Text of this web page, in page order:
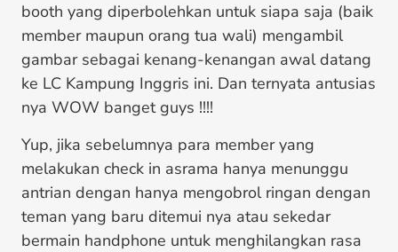
booth yang diperbolehkan untuk siapa saja (baik
member maupun orang tua wali) mengambil
gambar sebagai kenang-kenangan awal datang
ke LC Kampung Inggris ini. Dan ternyata antusias
nya WOW banget guys !!!!
Yup, jika sebelumnya para member yang
melakukan check in asrama hanya menunggu
antrian dengan hanya mengobrol ringan dengan
teman yang baru ditemui nya atau sekedar
bermain handphone untuk menghilangkan rasa